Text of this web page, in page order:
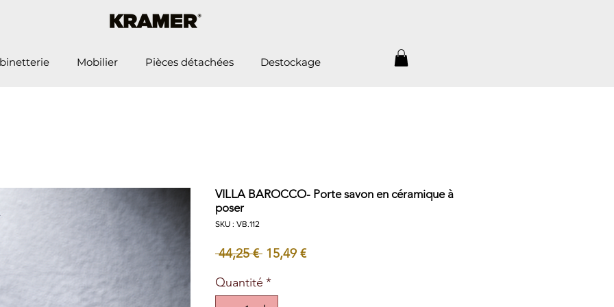
Mobilier Pièces détachées Destockage
VILLA BAROCCO- Porte savon en céramique à
poser
SKU : VB.112
44,25 € Prix
15,49 €Prix
Quantité *